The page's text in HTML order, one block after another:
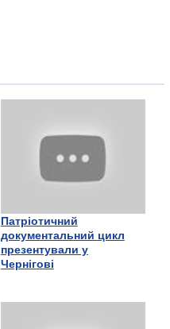
Патріотичний
документальний цикл
презентували у
Чернігові